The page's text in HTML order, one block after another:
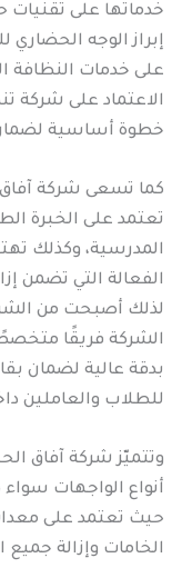
خدماتها على
إبراز الوجه
على خدمات النظافة
الاعتماد على شركة
خطوة أساسية
كما تسعى شركة آفاق
تعتمد على الخبرة
المدرسية، وكذلك
الفعالة التي تضمن
لذلك أصبحت من
الشركة فريقًا
بدقة عالية لضمان
للطلاب والعاملين
وتتميّز شركة آفاق
أنواع الواجهات
حيث تعتمد على
الخامات وإزالة